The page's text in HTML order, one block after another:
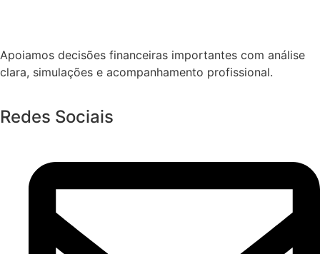
Apoiamos decisões financeiras importantes com análise
clara, simulações e acompanhamento profissional.
Redes Sociais